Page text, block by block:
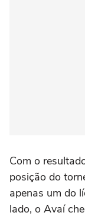
Com o
posição do
apenas um do
lado, o Avaí